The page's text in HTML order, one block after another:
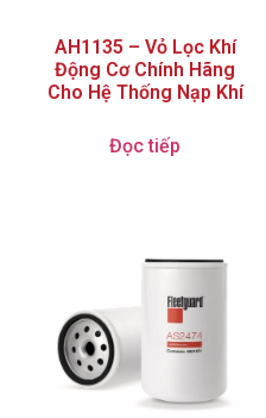
AH1135 – Vỏ Lọc Khí
Động Cơ Chính Hãng
Cho Hệ Thống Nạp Khí
Đọc tiếp